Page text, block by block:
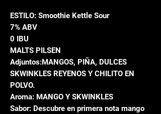
ESTILO: Smoothie Kettle Sour
7% ABV
0 IBU
MALTS PILSEN
Adjuntos:MANGOS, PIÑA, DULCES
SKWINKLES REYENOS Y CHILITO EN
POLVO.
Aroma: MANGO Y SKWINKLES
Sabor: Descubre en primera nota mango